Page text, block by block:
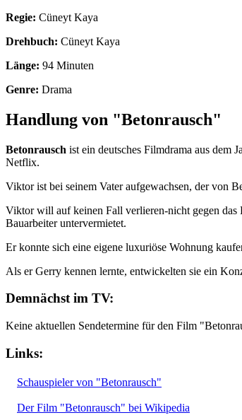
Regie: Cüneyt Kaya
Drehbuch: Cüneyt Kaya
Länge: 94 Minuten
Genre: Drama
Handlung von "Betonrausch"
Betonrausch ist ein deutsches Filmdrama aus dem
Netflix.
Viktor ist bei seinem Vater aufgewachsen, der von
Viktor will auf keinen Fall verlieren-nicht gegen das
Bauarbeiter untervermietet.
Er konnte sich eine eigene luxuriöse Wohnung
Als er Gerry kennen lernte, entwickelten sie ein
Demnächst im TV:
Keine aktuellen Sendetermine für den Film
Links:
Schauspieler von "Betonrausch"
Der Film "Betonrausch" bei Wikipedia